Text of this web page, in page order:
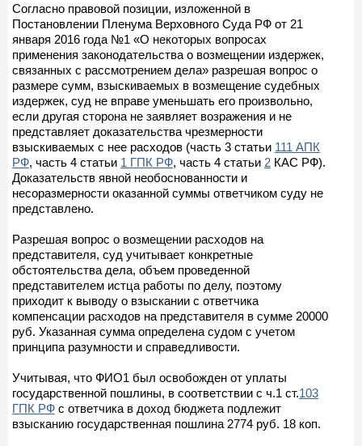
Согласно правовой позиции, изложенной в
Постановлении Пленума Верховного Суда РФ от 21
января 2016 года №1 «О некоторых вопросах
применения законодательства о возмещении издержек,
связанных с рассмотрением дела» разрешая вопрос о
размере сумм, взыскиваемых в возмещение судебных
издержек, суд не вправе уменьшать его произвольно,
если другая сторона не заявляет возражения и не
представляет доказательства чрезмерности
взыскиваемых с нее расходов (часть 3 статьи 111 АПК
РФ, часть 4 статьи 1 ГПК РФ, часть 4 статьи 2 КАС РФ).
Доказательств явной необоснованности и
несоразмерности оказанной суммы ответчиком суду не
представлено.
Разрешая вопрос о возмещении расходов на
представителя, суд учитывает конкретные
обстоятельства дела, объем проведенной
представителем истца работы по делу, поэтому
приходит к выводу о взыскании с ответчика
компенсации расходов на представителя в сумме 20000
руб. Указанная сумма определена судом с учетом
принципа разумности и справедливости.
Учитывая, что ФИО1 был освобожден от уплаты
государственной пошлины, в соответствии с ч.1 ст.103
ГПК РФ с ответчика в доход бюджета подлежит
взысканию государственная пошлина 2774 руб. 18 коп.